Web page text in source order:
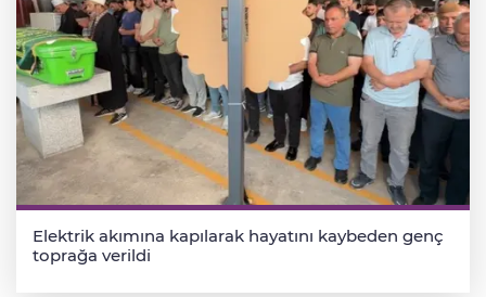
Elektrik akımına kapılarak hayatını kaybeden genç
toprağa verildi